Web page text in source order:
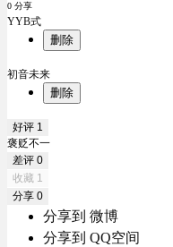
0 分享
YYB式
删除
初音未来
删除
好评 1
褒贬不一
差评 0
收藏 1
分享 0
分享到 微博
分享到 QQ空间